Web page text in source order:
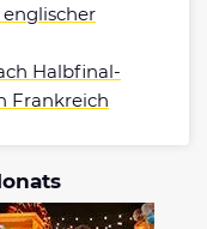
englischer
Halbfinal-
Frankreich